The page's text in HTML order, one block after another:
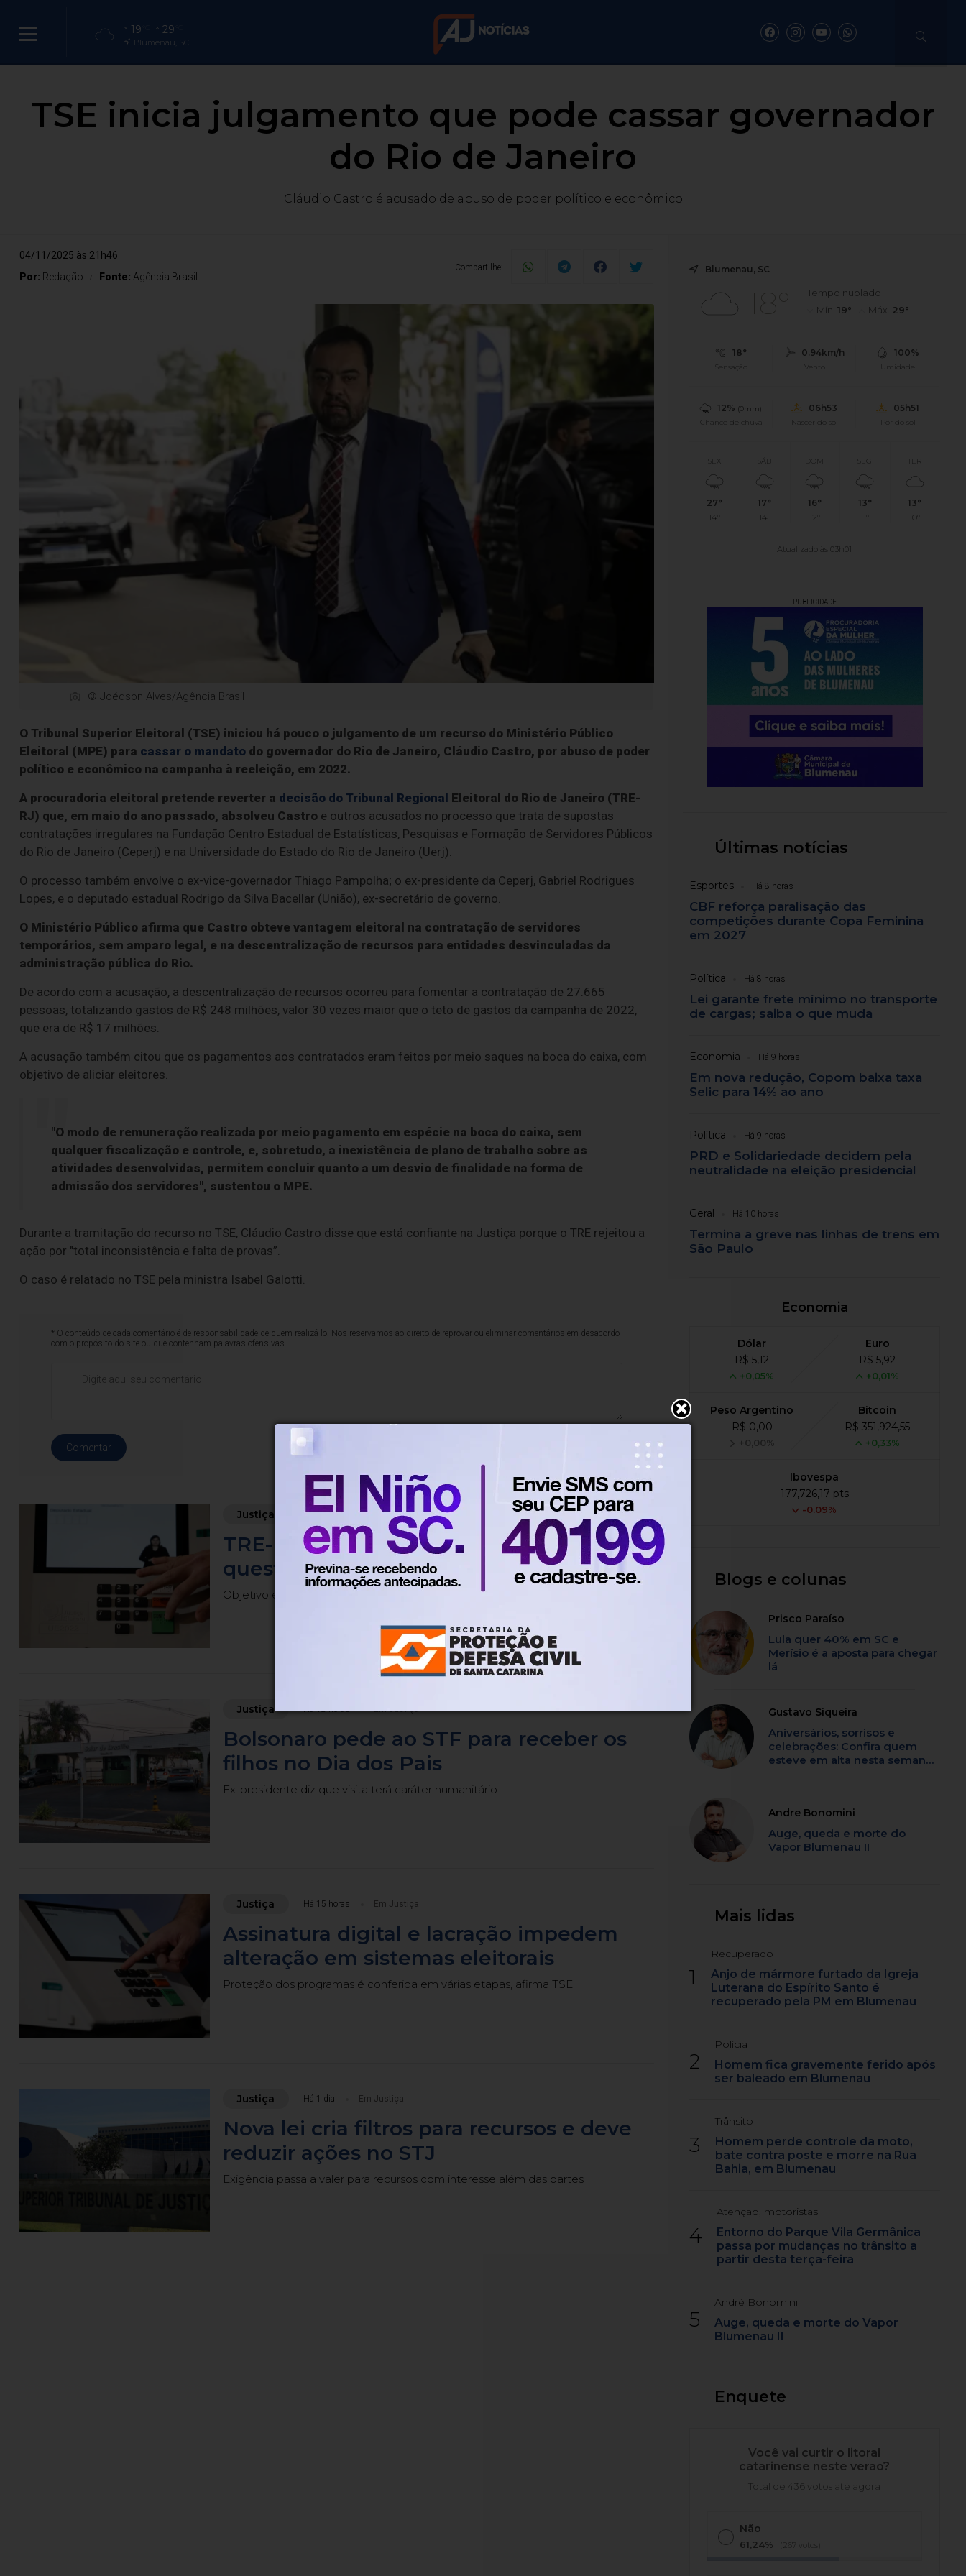
19 29
Blumenau, SC
TSE inicia julgamento que pode cassar governador
do Rio de Janeiro
Cláudio Castro é acusado de abuso de poder político e econômico
04/11/2025 às 21h46
Por: Redação Fonte: Agência Brasil
Compartilhe:
© Joédson Alves/Agência Brasil
O Tribunal Superior Eleitoral (TSE) iniciou há pouco o julgamento de um recurso do Ministério Público
Eleitoral (MPE) para cassar o mandato do governador do Rio de Janeiro, Cláudio Castro, por abuso de poder
político e econômico na campanha à reeleição, em 2022.
A procuradoria eleitoral pretende reverter a decisão do Tribunal Regional Eleitoral do Rio de Janeiro (TRE-
RJ) que, em maio do ano passado, absolveu Castro e outros acusados no processo que trata de supostas
contratações irregulares na Fundação Centro Estadual de Estatísticas, Pesquisas e Formação de Servidores Públicos
do Rio de Janeiro (Ceperj) e na Universidade do Estado do Rio de Janeiro (Uerj).
O processo também envolve o ex-vice-governador Thiago Pampolha; o ex-presidente da Ceperj, Gabriel Rodrigues
Lopes, e o deputado estadual Rodrigo da Silva Bacellar (União), ex-secretário de governo.
O Ministério Público afirma que Castro obteve vantagem eleitoral na contratação de servidores
temporários, sem amparo legal, e na descentralização de recursos para entidades desvinculadas da
administração pública do Rio.
De acordo com a acusação, a descentralização de recursos ocorreu para fomentar a contratação de 27.665
pessoas, totalizando gastos de R$ 248 milhões, valor 30 vezes maior que o teto de gastos da campanha de 2022,
que era de R$ 17 milhões.
A acusação também citou que os pagamentos aos contratados eram feitos por meio saques na boca do caixa, com
objetivo de aliciar eleitores.
"O modo de remuneração realizada por meio pagamento em espécie na boca do caixa, sem
qualquer fiscalização e controle, e, sobretudo, a inexistência de plano de trabalho sobre as
atividades desenvolvidas, permitem concluir quanto a um desvio de finalidade na forma de
admissão dos servidores", sustentou o MPE.
Durante a tramitação do recurso no TSE, Cláudio Castro disse que está confiante na Justiça porque o TRE rejeitou a
ação por "total inconsistência e falta de provas”.
O caso é relatado no TSE pela ministra Isabel Galotti.
* O conteúdo de cada comentário é de responsabilidade de quem realizá-lo. Nos reservamos ao direito de reprovar ou eliminar comentários em desacordo
com o propósito do site ou que contenham palavras ofensivas.
Comentar
Justiça Há 10 horas Em Justiça
TRE-RJ altera 66 locais de votação por
questões de segurança
Objetivo é evitar influência do crime organizado e de milícias
Justiça Há 12 horas Em Justiça
Bolsonaro pede ao STF para receber os
filhos no Dia dos Pais
Ex-presidente diz que visita terá caráter humanitário
Justiça Há 15 horas Em Justiça
Assinatura digital e lacração impedem
alteração em sistemas eleitorais
Proteção dos programas é conferida em várias etapas, afirma TSE
Justiça Há 1 dia Em Justiça
Nova lei cria filtros para recursos e deve
reduzir ações no STJ
Exigência passa a valer para recursos com interesse além das partes
Blumenau, SC
18°
Tempo nublado
Mín.19° Máx. 29°
18°
Sensação
0.94km/h
Vento
100%
Umidade
12% (0mm)
Chance de chuva
06h53
Nascer do sol
05h51
Pôr do sol
SEX
27°
14°
SÁB
17°
14°
DOM
16°
12°
13°
11°
TER
13°
10°
Atualizado às 03h01
PUBLICIDADE
Últimas notícias
Esportes Há 8 horas
CBF reforça paralisação das
competições durante Copa Feminina
em 2027
Política Há 8 horas
Lei garante frete mínimo no transporte
de cargas; saiba o que muda
Economia Há 9 horas
Em nova redução, Copom baixa taxa
Selic para 14% ao ano
Política Há 9 horas
PRD e Solidariedade decidem pela
neutralidade na eleição presidencial
Geral Há 10 horas
Termina a greve nas linhas de trens em
São Paulo
Economia
Dólar
R$ 5,12
+0,05%
Euro
R$ 5,92
+0,01%
Peso Argentino
R$ 0,00
+0,00%
Bitcoin
R$ 351,924,55
+0,33%
Ibovespa
177,726,17 pts
-0.09%
Blogs e colunas
Prisco Paraíso
Lula quer 40% em SC e
Merísio é a aposta para chegar
lá
Gustavo Siqueira
Aniversários, sorrisos e
celebrações: Confira quem
esteve em alta nesta semana
Andre Bonomini
Auge, queda e morte do
Vapor Blumenau II
Mais lidas
1
Recuperado
Anjo de mármore furtado da Igreja
Luterana do Espírito Santo é
recuperado pela PM em Blumenau
2
Polícia
Homem fica gravemente ferido após
ser baleado em Blumenau
3
Trânsito
Homem perde controle da moto,
bate contra poste e morre na Rua
Bahia, em Blumenau
4
Atenção, motoristas
Entorno do Parque Vila Germânica
passa por mudanças no trânsito a
partir desta terça-feira
5
André Bonomini
Auge, queda e morte do Vapor
Blumenau II
Enquete
Você vai curtir o litoral
catarinense neste verão?
Total de 436 votos até agora
Não
61,24% (267 votos)